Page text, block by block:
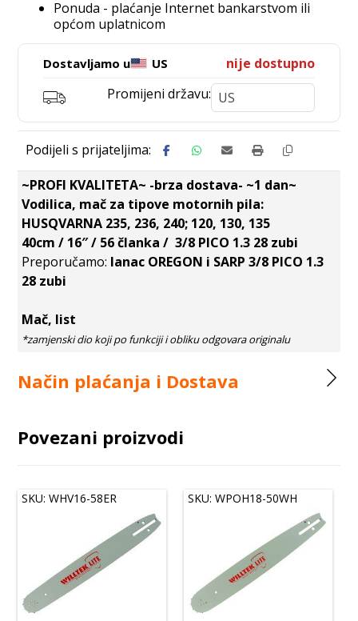
Ponuda - plaćanje Internet bankarstvom ili
općom uplatnicom
Dostavljamo u US
nije dostupno
Promijeni državu:
~PROFI KVALITETA~ -brza dostava- ~1 dan~
Vodilica, mač za tipove motornih pila:
HUSQVARNA 235, 236, 240; 120, 130, 135
40cm / 16″ / 56 članka / 3/8 PICO 1.3 28 zubi
Preporučamo: lanac OREGON i SARP 3/8 PICO 1.3
28 zubi
Mač, list
Način plaćanja i Dostava
Povezani proizvodi
SKU: WHV16-58ER SKU: WPOH18-50WH